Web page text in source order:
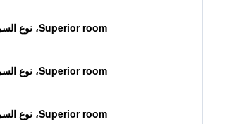
Superior room، نوع السرير غير معروف
Superior room، نوع السرير غير معروف
Superior room، نوع السرير غير معروف